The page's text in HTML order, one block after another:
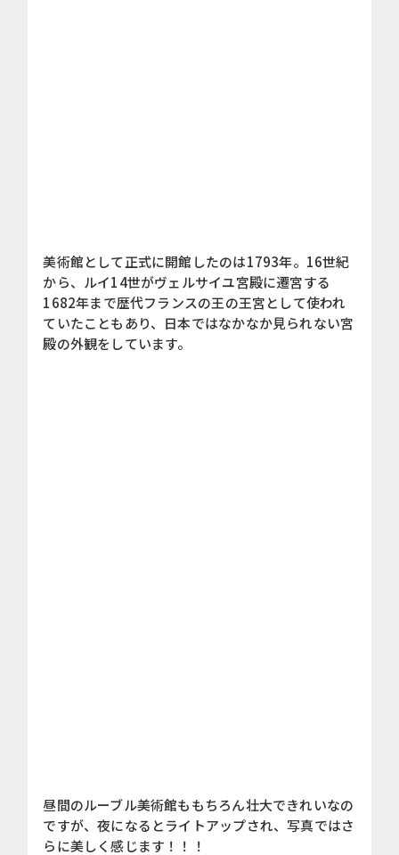
美術館として正式に開館したのは1793年。16世紀
から、ルイ14世がヴェルサイユ宮殿に遷宮する
1682年まで歴代フランスの王の王宮として使われ
ていたこともあり、日本ではなかなか見られない宮
殿の外観をしています。
昼間のルーブル美術館ももちろん壮大できれいなの
ですが、夜になるとライトアップされ、写真ではさ
らに美しく感じます！！！